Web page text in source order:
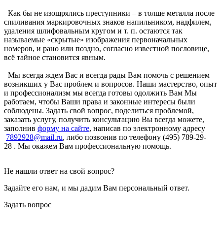
Как бы не изощрялись преступники – в толще металла после
спиливания маркировочных знаков напильником, надфилем,
удаления шлифовальным кругом и т. п. остаются так
называемые «скрытые» изображения первоначальных
номеров, и рано или поздно, согласно известной пословице,
всё тайное становится явным.
Мы всегда ждем Вас и всегда рады Вам помочь с решением
возникших у Вас проблем и вопросов. Наши мастерство, опыт
и профессионализм мы всегда готовы одолжить Вам Мы
работаем, чтобы Ваши права и законные интересы были
соблюдены. Задать свой вопрос, поделиться проблемой,
заказать услугу, получить консультацию Вы всегда можете,
заполнив форму на сайте, написав по электронному адресу
7892928@mail.ru, либо позвонив по телефону (495) 789-29-
28 . Мы окажем Вам профессиональную помощь.
Не нашли ответ на свой вопрос?
Задайте его нам, и мы дадим Вам персональный ответ.
Задать вопрос